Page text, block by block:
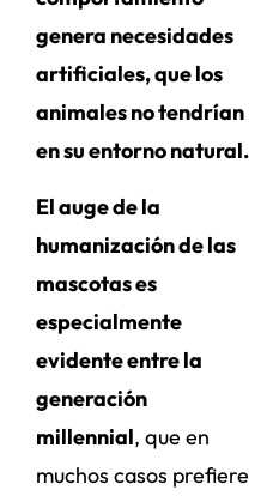
genera necesidades
artificiales, que los
animales no tendrían
en su entorno natural.
El auge de la
humanización de las
mascotas es
especialmente
evidente entre la
generación
millennial, que en
muchos casos prefiere